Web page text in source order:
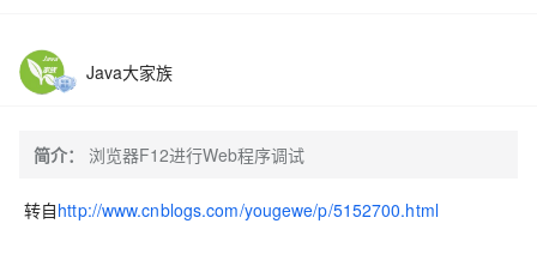
Java大家族
简介： 浏览器F12进行Web程序调试
转自http://www.cnblogs.com/yougewe/p/5152700.html